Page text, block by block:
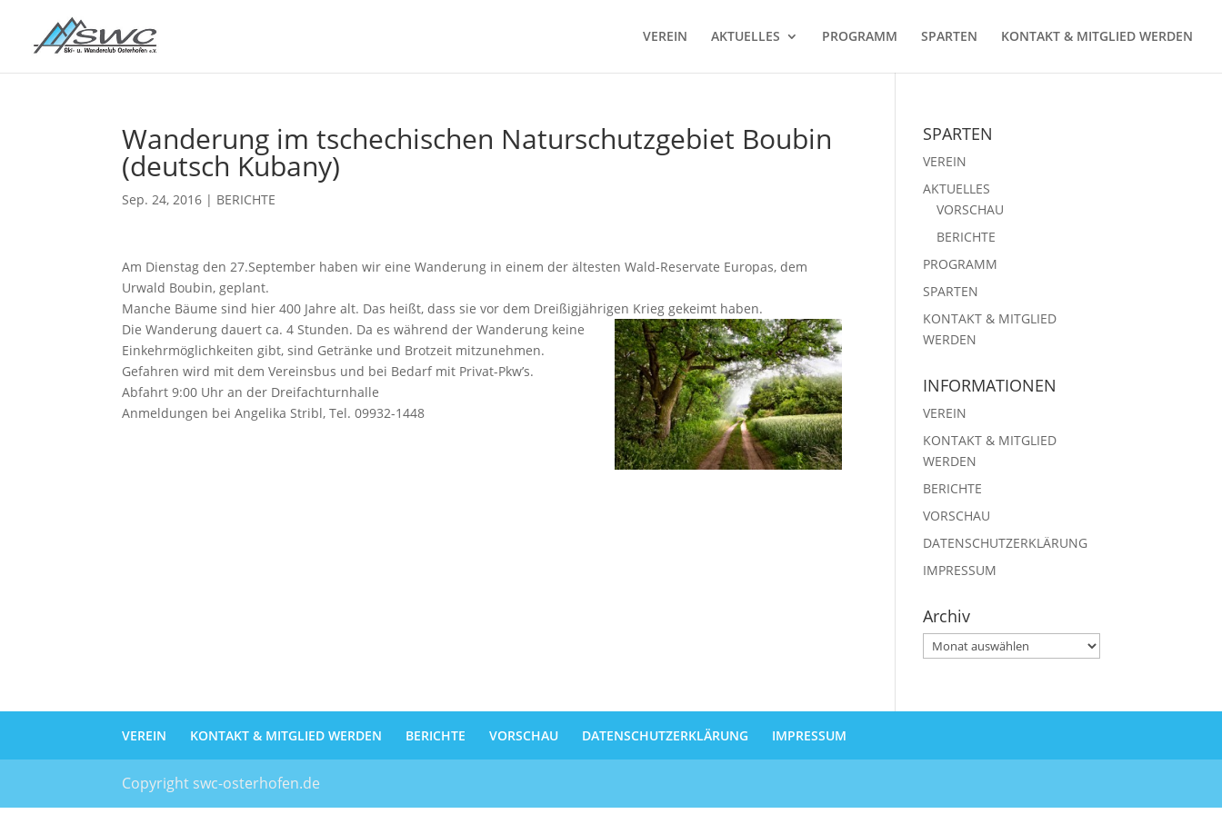
VEREIN AKTUELLES PROGRAMM SPARTEN KONTAKT & MITGLIED WERDEN
Wanderung im tschechischen Naturschutzgebiet Boubin
(deutsch Kubany)
Sep. 24, 2016 | BERICHTE
Am Dienstag den 27.September haben wir eine Wanderung in einem der ältesten Wald-Reservate Europas, dem
Urwald Boubin, geplant.
Manche Bäume sind hier 400 Jahre alt. Das heißt, dass sie vor dem Dreißigjährigen Krieg gekeimt haben.
Die Wanderung dauert ca. 4 Stunden. Da es während der Wanderung keine
Einkehrmöglichkeiten gibt, sind Getränke und Brotzeit mitzunehmen.
Gefahren wird mit dem Vereinsbus und bei Bedarf mit Privat-Pkw’s.
Abfahrt 9:00 Uhr an der Dreifachturnhalle
Anmeldungen bei Angelika Stribl, Tel. 09932-1448
SPARTEN
VEREIN
AKTUELLES
VORSCHAU
BERICHTE
PROGRAMM
SPARTEN
KONTAKT & MITGLIED
WERDEN
INFORMATIONEN
VEREIN
KONTAKT & MITGLIED
WERDEN
BERICHTE
VORSCHAU
DATENSCHUTZERKLÄRUNG
IMPRESSUM
Archiv
Archiv
VEREIN KONTAKT & MITGLIED WERDEN BERICHTE VORSCHAU DATENSCHUTZERKLÄRUNG IMPRESSUM
Copyright swc-osterhofen.de